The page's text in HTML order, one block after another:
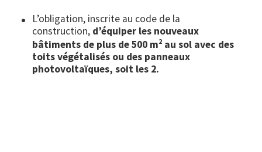
L’obligation, inscrite au code de la
construction, d’équiper les nouveaux
bâtiments de plus de 500 m2 au sol avec des
toits végétalisés ou des panneaux
photovoltaïques, soit les 2.